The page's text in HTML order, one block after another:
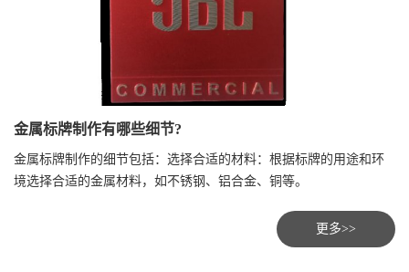
金属标牌制作有哪些细节?
金属标牌制作的细节包括：选择合适的材料：根据标牌的用途和环
境选择合适的金属材料，如不锈钢、铝合金、铜等。
更多>>